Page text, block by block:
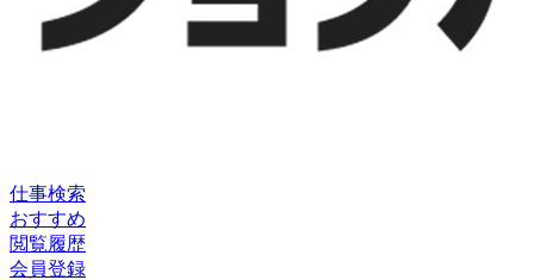
仕事検索
おすすめ
閲覧履歴
会員登録